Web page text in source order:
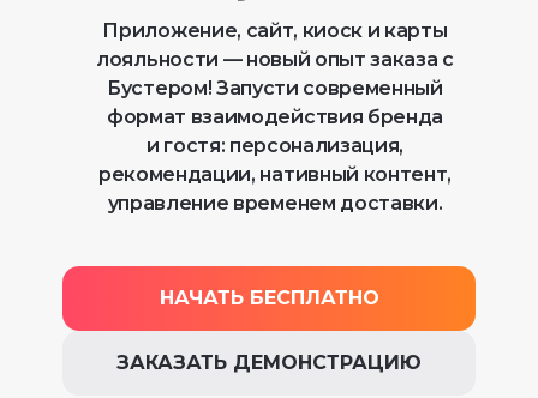
Приложение, сайт, киоск и карты
лояльности — новый опыт заказа с
Бустером! Запусти современный
формат взаимодействия бренда
и гостя: персонализация,
рекомендации, нативный контент,
управление временем доставки.
НАЧАТЬ БЕСПЛАТНО
ЗАКАЗАТЬ ДЕМОНСТРАЦИЮ